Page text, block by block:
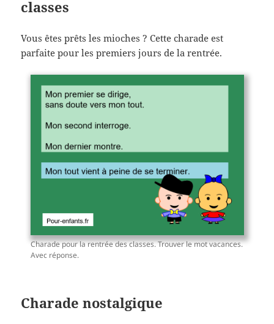
classes
Vous êtes prêts les mioches ? Cette charade est
parfaite pour les premiers jours de la rentrée.
Charade pour la rentrée des classes. Trouver le mot vacances.
Avec réponse.
Charade nostalgique